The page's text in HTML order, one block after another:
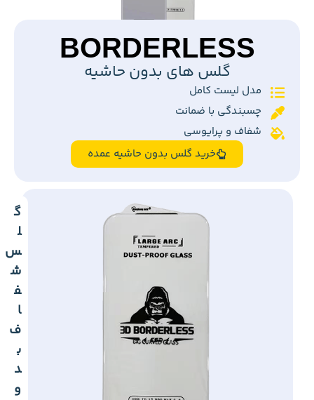
BORDERLESS
گلس های بدون حاشیه
مدل لیست کامل
چسبندگی با ضمانت
شفاف و پرایوسی
خرید گلس بدون حاشیه عمده
گ
ل
س
ش
ف
ا
ف
ب
د
و